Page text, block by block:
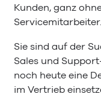
Kunden, ganz
Servicemitarbeiter.
Sie sind auf der
Sales und
noch heute eine
im Vertrieb